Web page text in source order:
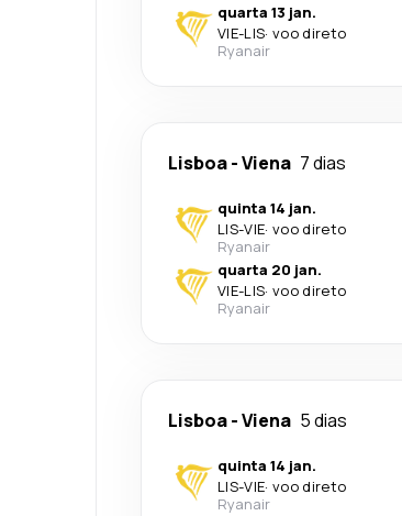
quarta 13 jan.
VIE-LIS· voo direto
Ryanair
Lisboa-Viena 7 dias
quinta 14 jan.
LIS-VIE· voo direto
Ryanair
quarta 20 jan.
VIE-LIS· voo direto
Ryanair
Lisboa-Viena 5 dias
quinta 14 jan.
LIS-VIE· voo direto
Ryanair